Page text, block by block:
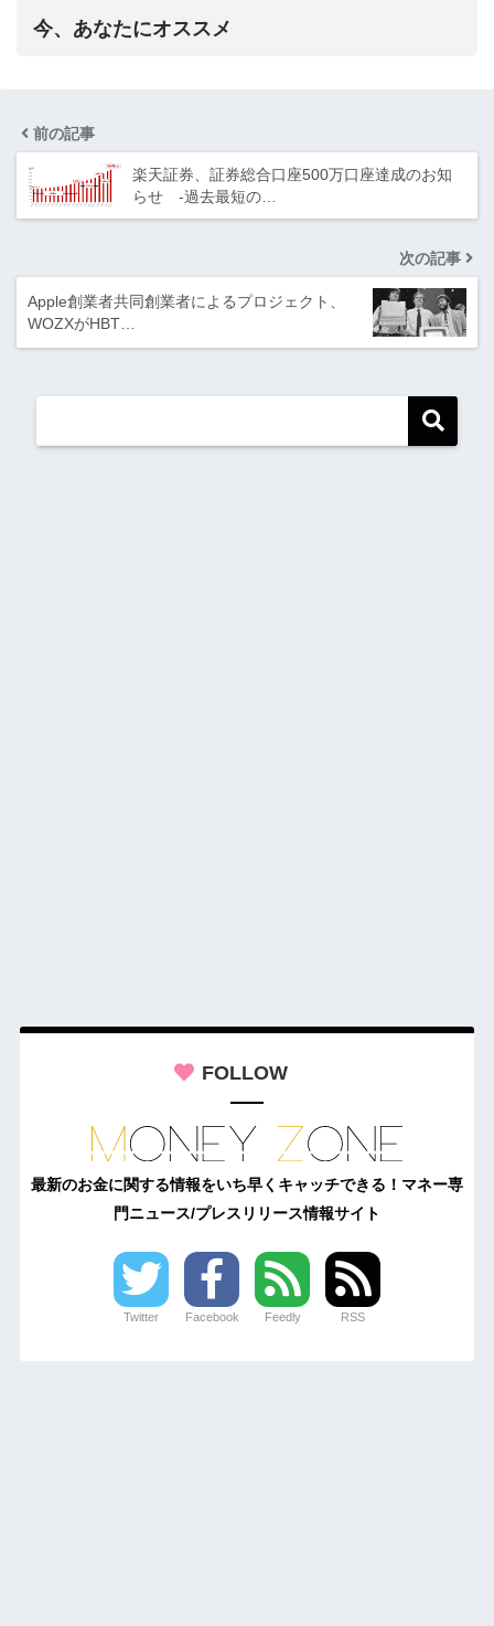
今、あなたにオススメ
前の記事
楽天証券、証券総合口座500万口座達成のお知
らせ ‐過去最短の…
次の記事
Apple創業者共同創業者によるプロジェクト、
WOZXがHBT…
FOLLOW
最新のお金に関する情報をいち早くキャッチできる！マネー専
門ニュース/プレスリリース情報サイト
Twitter Facebook Feedly RSS